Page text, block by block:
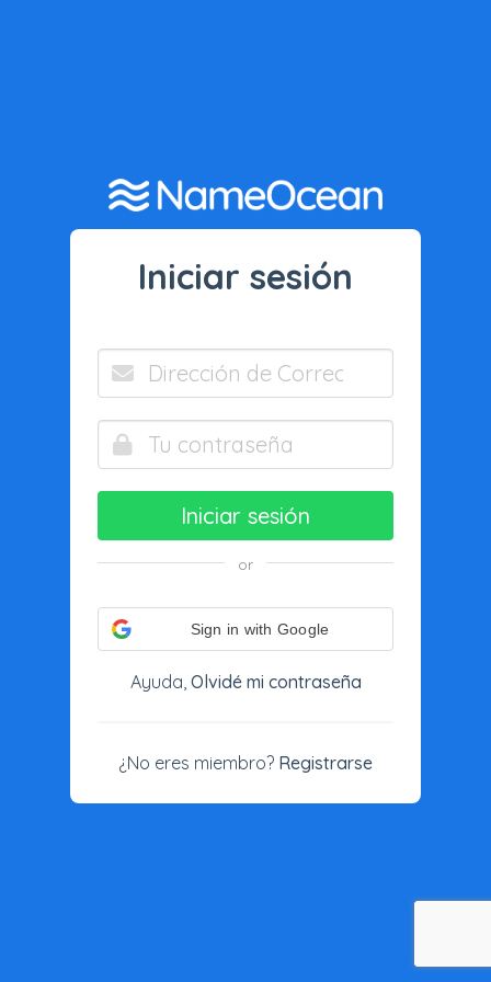
Iniciar sesión
Iniciar sesión
or
Sign in with Google
Ayuda, Olvidé mi contraseña
¿No eres miembro? Registrarse